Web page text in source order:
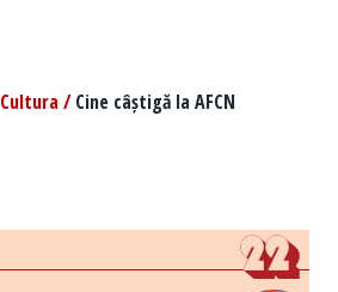
Cultura /Cine câștigă la AFCN